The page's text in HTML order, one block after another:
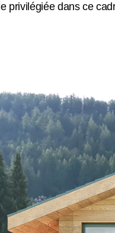
privilégiée dans ce